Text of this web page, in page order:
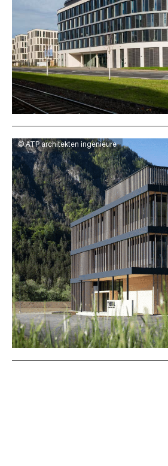
© ATP architekten ingenieure